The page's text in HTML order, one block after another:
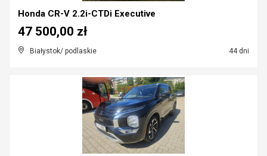
Honda CR-V 2.2i-CTDi Executive
Białystok/ podlaskie 44 dni
47 500,00 zł